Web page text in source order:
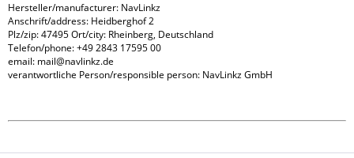
Hersteller/manufacturer: NavLinkz
Anschrift/address: Heidberghof 2
Plz/zip: 47495 Ort/city: Rheinberg, Deutschland
Telefon/phone: +49 2843 17595 00
email: mail@navlinkz.de
verantwortliche Person/responsible person: NavLinkz GmbH